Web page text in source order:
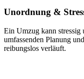
Unordnung &
Ein Umzug kann stressig
umfassenden Planung
reibungslos verläuft.